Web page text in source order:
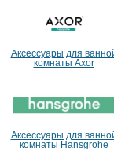
Аксессуары для
комнаты Axor
Аксессуары для
комнаты Hansgrohe